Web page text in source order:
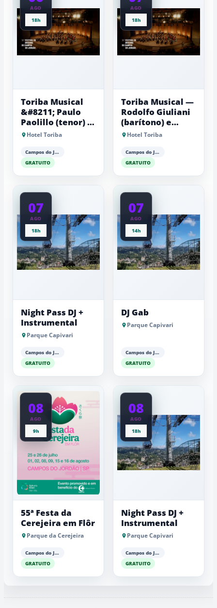
AGO
18h
Toriba Musical
&#8211; Paulo
Paolillo (tenor) e
Antonio Luiz
Hotel Toriba
Campos do Jordão
GRATUITO
AGO
18h
Toriba Musical —
Rodolfo Giuliani
(barítono) e
Antonio Luiz
Hotel Toriba
Campos do Jordão
GRATUITO
07
AGO
18h
Night Pass DJ +
Instrumental
Parque Capivari
Campos do Jordão
GRATUITO
07
AGO
14h
DJ Gab
Parque Capivari
Campos do Jordão
GRATUITO
08
AGO
9h
55ª Festa da
Cerejeira em Flôr
Parque da Cerejeira
Campos do Jordão
GRATUITO
08
AGO
18h
Night Pass DJ +
Instrumental
Parque Capivari
Campos do Jordão
GRATUITO